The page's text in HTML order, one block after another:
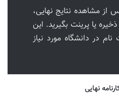
مشاهده نتایج نهایی،
یا پرینت بگیرید. این
نام در دانشگاه مورد نیاز
نهایی